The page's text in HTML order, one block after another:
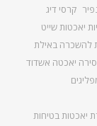
קרסי דיג
יאכטות שייט
להשכרה באילת
יאכטה אשדוד
יאכטות בטיחות